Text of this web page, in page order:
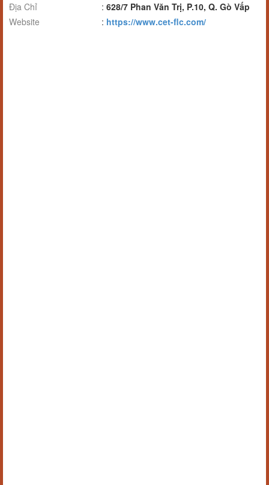
Địa Chỉ
: 628/7 Phan Văn Trị, P.10, Q. Gò Vấp
Website
: https://www.cet-flc.com/